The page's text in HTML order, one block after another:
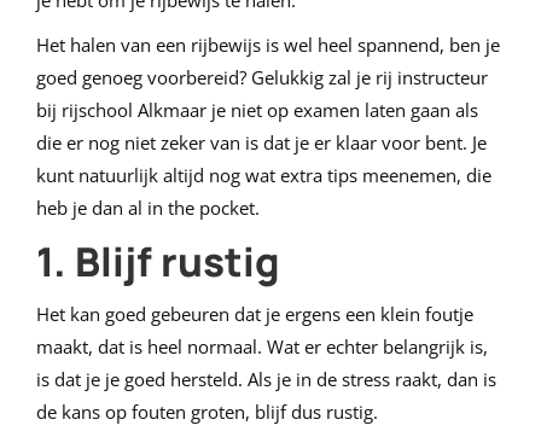
Het halen van een rijbewijs is wel heel spannend, ben je
goed genoeg voorbereid? Gelukkig zal je rij instructeur
bij rijschool Alkmaar je niet op examen laten gaan als
die er nog niet zeker van is dat je er klaar voor bent. Je
kunt natuurlijk altijd nog wat extra tips meenemen, die
heb je dan al in the pocket.
1. Blijf rustig
Het kan goed gebeuren dat je ergens een klein foutje
maakt, dat is heel normaal. Wat er echter belangrijk is,
is dat je je goed hersteld. Als je in de stress raakt, dan is
de kans op fouten groten, blijf dus rustig.